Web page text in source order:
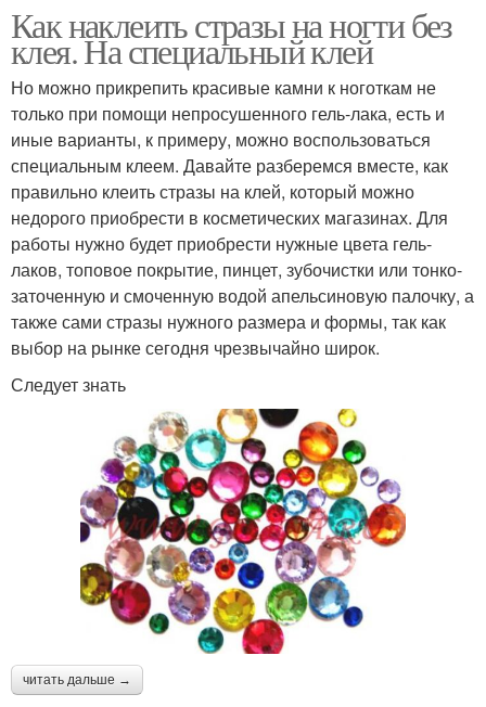
Как наклеить стразы на ногти без
клея. На специальный клей
Но можно прикрепить красивые камни к ноготкам не
только при помощи непросушенного гель-лака, есть и
иные варианты, к примеру, можно воспользоваться
специальным клеем. Давайте разберемся вместе, как
правильно клеить стразы на клей, который можно
недорого приобрести в косметических магазинах. Для
работы нужно будет приобрести нужные цвета гель-
лаков, топовое покрытие, пинцет, зубочистки или тонко-
заточенную и смоченную водой апельсиновую палочку, а
также сами стразы нужного размера и формы, так как
выбор на рынке сегодня чрезвычайно широк.
Следует знать
читать дальше →